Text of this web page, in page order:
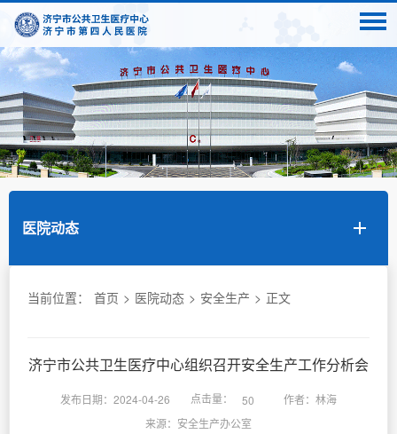
医院动态
当前位置： 首页 > 医院动态 > 安全生产 > 正文
济宁市公共卫生医疗中心组织召开安全生产工作分析会
发布日期：2024-04-26 点击量： 50
作者：林海
来源：安全生产办公室